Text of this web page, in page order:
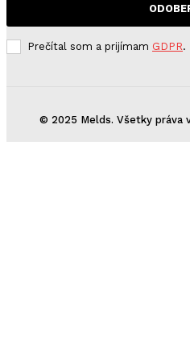
Prečítal som a prijímam GDPR.
© 2025 Melds. Všetky práva